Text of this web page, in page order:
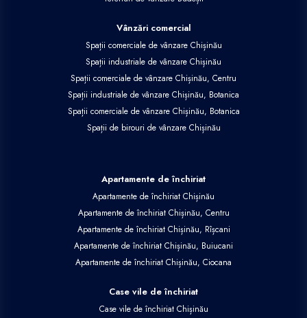
Vânzări comercial
Spații comerciale de vânzare Chișinău
Spații industriale de vânzare Chișinău
Spații comerciale de vânzare Chișinău, Centru
Spații industriale de vânzare Chișinău, Botanica
Spații comerciale de vânzare Chișinău, Botanica
Spații de birouri de vânzare Chișinău
Apartamente de închiriat
Apartamente de închiriat Chișinău
Apartamente de închiriat Chișinău, Centru
Apartamente de închiriat Chișinău, Rîșcani
Apartamente de închiriat Chișinău, Buiucani
Apartamente de închiriat Chișinău, Ciocana
Case vile de închiriat
Case vile de închiriat Chișinău